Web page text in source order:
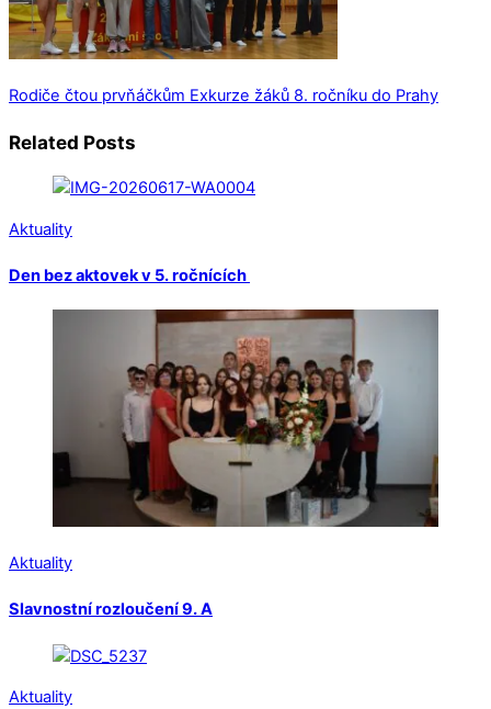
Rodiče čtou prvňáčkům Exkurze žáků 8. ročníku do Prahy
Related Posts
Aktuality
Den bez aktovek v 5. ročnících
Aktuality
Slavnostní rozloučení 9. A
Aktuality